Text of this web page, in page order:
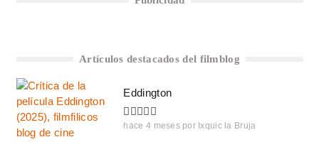
Artículos destacados del filmblog
Eddington
hace 4 meses por Ixquic la Bruja